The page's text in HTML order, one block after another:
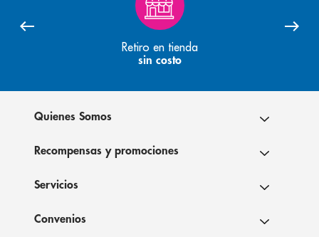
Retiro en tienda
sin costo
Quienes Somos
Recompensas y promociones
Servicios
Convenios